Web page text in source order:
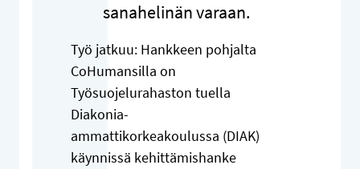
sanahelinän varaan.
Työ jatkuu: Hankkeen pohjalta
CoHumansilla on
Työsuojelurahaston tuella
Diakonia-
ammattikorkeakoulussa (DIAK)
käynnissä kehittämishanke